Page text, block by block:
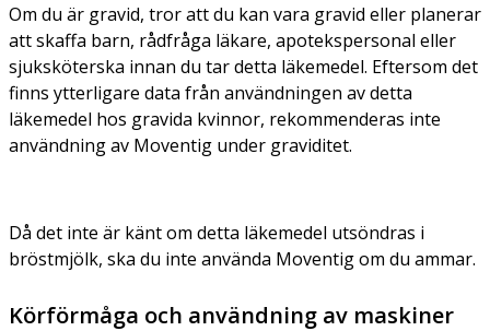
Om du är gravid, tror att du kan vara gravid eller planerar
att skaffa barn, rådfråga läkare, apotekspersonal eller
sjuksköterska innan du tar detta läkemedel. Eftersom det
finns ytterligare data från användningen av detta
läkemedel hos gravida kvinnor, rekommenderas inte
användning av Moventig under graviditet.
Då det inte är känt om detta läkemedel utsöndras i
bröstmjölk, ska du inte använda Moventig om du ammar.
Körförmåga och användning av maskiner